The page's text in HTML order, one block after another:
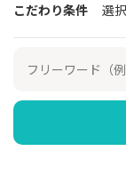
こだわり条件 選